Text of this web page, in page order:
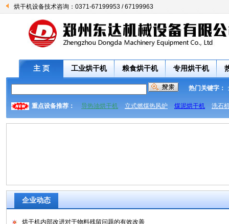
烘干机设备技术咨询：0371-67199953 / 67199963
主 页 工业烘干机 粮食烘干机 专用烘干机
热门关键字：
重点设备推荐： 导热油烘干机 立式燃煤热风炉 煤泥烘干机 洗石
企业动态
烘干机内部改进对于物料残留问题的有效改善